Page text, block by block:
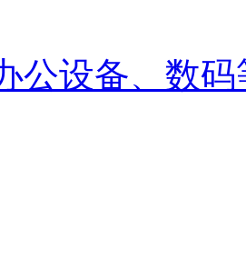
公设备、数码